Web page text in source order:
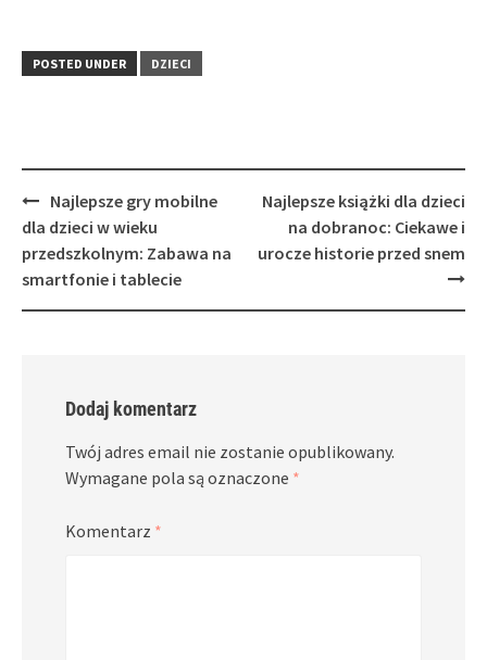
POSTED UNDER DZIECI
Post
navigation
Najlepsze gry mobilne
dla dzieci w wieku
przedszkolnym: Zabawa na
smartfonie i tablecie
Najlepsze książki dla dzieci
na dobranoc: Ciekawe i
urocze historie przed snem
Dodaj komentarz
Twój adres email nie zostanie opublikowany.
Wymagane pola są oznaczone *
Komentarz *